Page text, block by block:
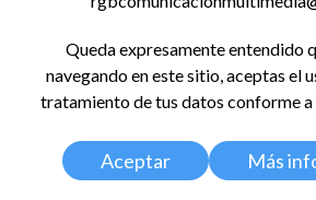
RED GLOBAL
BALDOSA 360
Queda expresamente entendido
navegando en este sitio, aceptas el
tratamiento de tus datos conforme
Aceptar Más